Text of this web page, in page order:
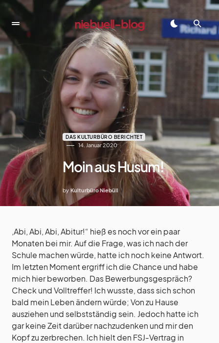
niebuell-blog
dadadada
DAS KULTURBÜRO BERICHTET
14. Januar 2020
Moin aus Husum!
by Kulturbüro Niebüll
‚Abi, Abi, Abi, Abitur!“ hieß es noch vor ein paar
Monaten bei mir. Auf die Frage, was ich nach der
Schule machen würde, hatte ich noch keine Antwort.
Im letzten Moment ergriff ich die Chance und habe
mich hier beworben. Das Bewerbungsgespräch?
Check und Volltreffer! Ich wusste, dass sich schon
bald mein Leben ändern würde; Von zu Hause
ausziehen und selbstständig sein. Jedoch hatte ich
gar keine Zeit darüber nachzudenken und mir den
Kopf zu zerbrechen. Ich hielt den FSJ-Vertrag in